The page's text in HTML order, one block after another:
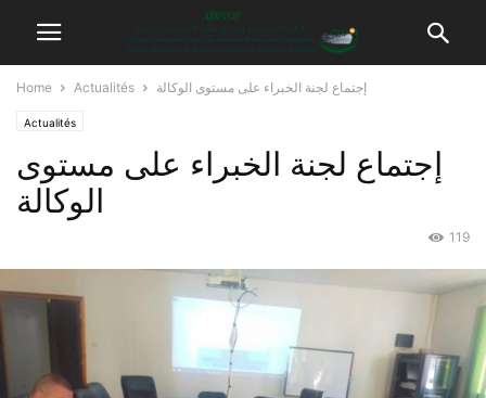
Home Actualités إجتماع لجنة الخبراء على مستوى الوكالة
Actualités
إجتماع لجنة الخبراء على مستوى
الوكالة
119